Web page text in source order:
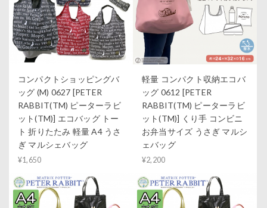
コンパクトショッピングバ
ッグ (M) 0627 [PETER
RABBIT(TM) ピーターラビ
ット(TM)] エコバッグ トー
ト 折りたたみ 軽量 A4 うさ
ぎ マルシェバッグ
¥1,650
軽量 コンパクト収納エコバ
ッグ 0612 [PETER
RABBIT(TM) ピーターラビ
ット(TM)] くり手 コンビニ
お弁当サイズ うさぎ マルシ
ェバッグ
¥2,200